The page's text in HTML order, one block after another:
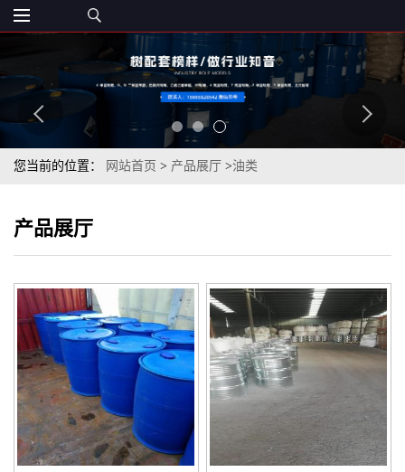
您当前的位置： 网站首页 > 产品展厅 >油类
产品展厅